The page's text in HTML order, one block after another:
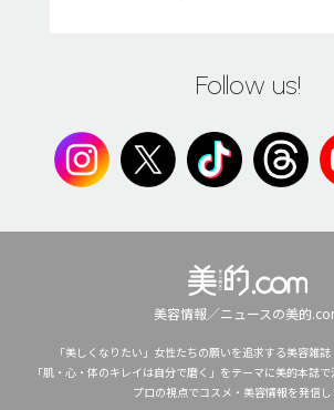
Follow us!
美容情報／ニュースの美的
「美しくなりたい」女性たちの願いを追求する美容雑誌
「肌・心・体のキレイは自分で磨く」をテーマに美的本誌
プロの視点でコスメ・美容情報を発信し